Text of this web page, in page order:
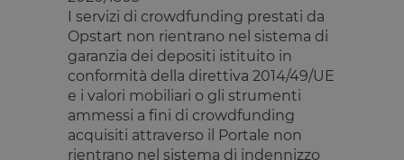
I servizi di crowdfunding prestati da
Opstart non rientrano nel sistema di
garanzia dei depositi istituito in
conformità della direttiva 2014/49/UE
e i valori mobiliari o gli strumenti
ammessi a fini di crowdfunding
acquisiti attraverso il Portale non
rientrano nel sistema di indennizzo
funzionalità principali del sito web come l'accesso
dell'utente e la gestione dell'account. Il sito web non
può essere utilizzato correttamente senza i cookie
strettamente necessari.
Nome
Fornitore/
Dominio
Scadenza
__cf_bm
Cloudflare
Inc.
.calendly.com
29 minuti
secondi